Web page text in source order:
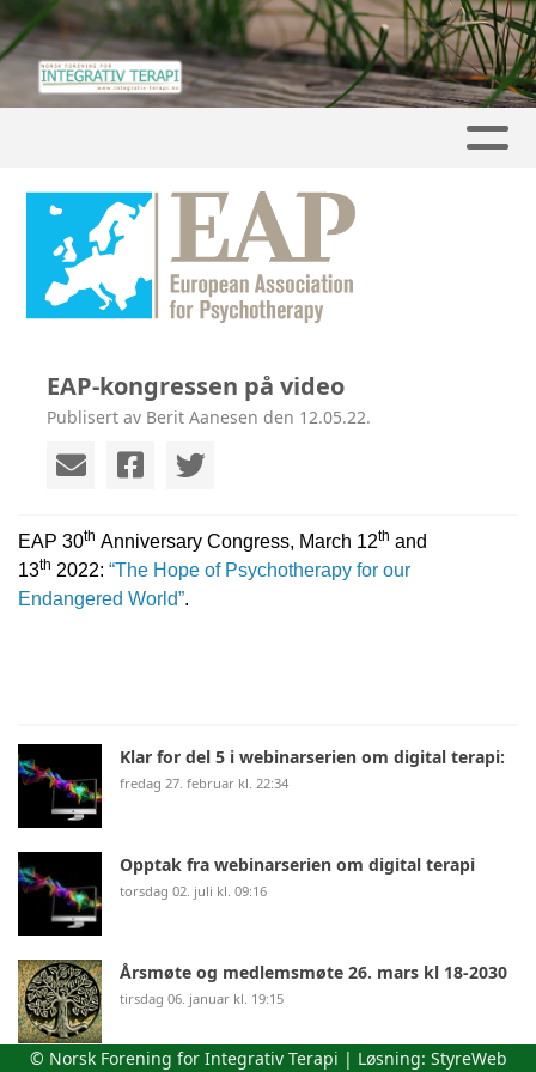
EAP-kongressen på video
Publisert av Berit Aanesen den 12.05.22.
EAP 30th Anniversary Congress, March 12th and
13th 2022: “The Hope of Psychotherapy for our
Endangered World”.
Klar for del 5 i webinarserien om digital terapi:
fredag 27. februar kl. 22:34
Opptak fra webinarserien om digital terapi
torsdag 02. juli kl. 09:16
Årsmøte og medlemsmøte 26. mars kl 18-2030
tirsdag 06. januar kl. 19:15
© Norsk Forening for Integrativ Terapi | Løsning: StyreWeb